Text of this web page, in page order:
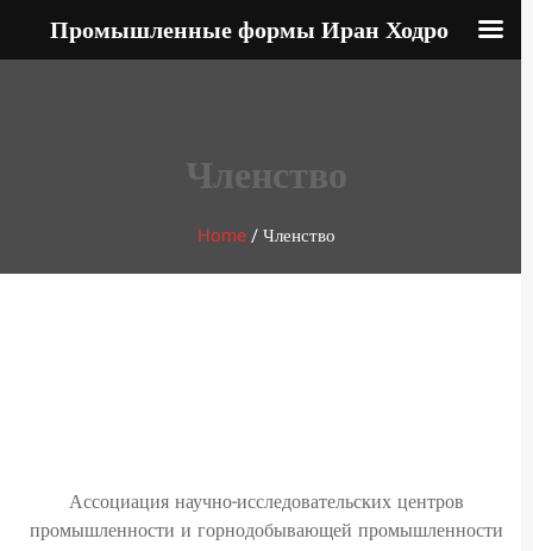
Членство
Home/Членство
Ассоциация научно-исследовательских центров
промышленности и горнодобывающей промышленности
Промышленные формы Иран Ходро